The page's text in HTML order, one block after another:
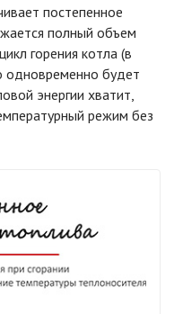
постепенное
полный объем
горения котла (в
одновременно будет
энергии хватит,
режим без